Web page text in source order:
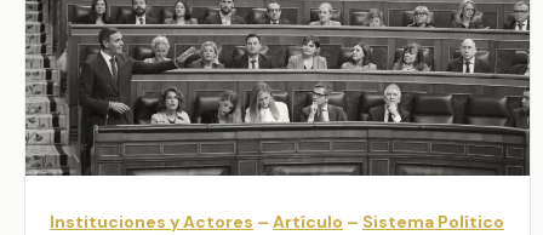
Instituciones y Actores – Artículo – Sistema Político